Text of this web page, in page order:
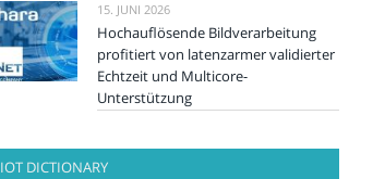
15. JUNI 2026
Hochauflösende Bildverarbeitung
profitiert von latenzarmer validierter
Echtzeit und Multicore-
Unterstützung
IOT DICTIONARY